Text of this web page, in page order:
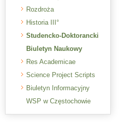
Rozdroża
Historia III°
Studencko-Doktorancki
Biuletyn Naukowy
Res Academicae
Science Project Scripts
Biuletyn Informacyjny
WSP w Częstochowie